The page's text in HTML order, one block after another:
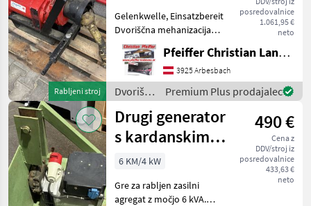
Rabljeni stroj
posredovalnice
1.061,95 €
neto
Gelenkwelle, Einsatzbereit
Dvoriščna mehanizacija
Elektro generator
Pfeiffer Christian Landtechnik
3925 Arbesbach
Dvoriščna
mehanizacija
/
Sonstige
Premium Plus prodajalec
Drugi generator
s kardanskim
gredom, 6 kW
490 €
Cena z
DDV/stroj iz
posredovalnice
433,63 €
neto
6 KM/4 kW
Gre za rabljen zasilni
agregat z močjo 6 kVA.